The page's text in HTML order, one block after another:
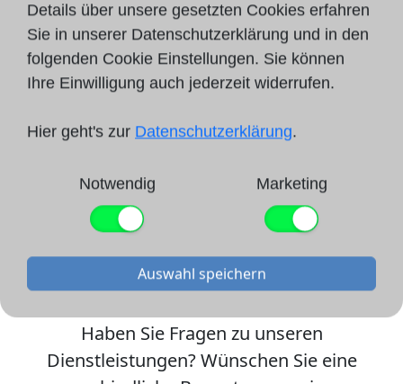
Details über unsere gesetzten Cookies erfahren
Sie in unserer Datenschutzerklärung und in den
folgenden Cookie Einstellungen. Sie können
Ihre Einwilligung auch jederzeit widerrufen.
Hier geht's zur Datenschutzerklärung.
Notwendig Marketing
Auswahl speichern
Kontaktformular
Haben Sie Fragen zu unseren
Dienstleistungen? Wünschen Sie eine